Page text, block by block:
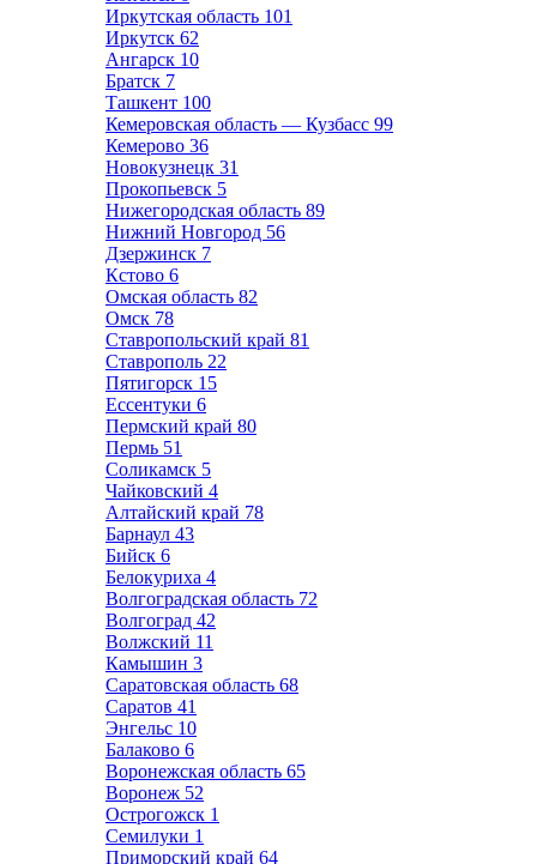
Иркутская область 101
Иркутск 62
Ангарск 10
Братск 7
Ташкент 100
Кемеровская область — Кузбасс 99
Кемерово 36
Новокузнецк 31
Прокопьевск 5
Нижегородская область 89
Нижний Новгород 56
Дзержинск 7
Кстово 6
Омская область 82
Омск 78
Ставропольский край 81
Ставрополь 22
Пятигорск 15
Ессентуки 6
Пермский край 80
Пермь 51
Соликамск 5
Чайковский 4
Алтайский край 78
Барнаул 43
Бийск 6
Белокуриха 4
Волгоградская область 72
Волгоград 42
Волжский 11
Камышин 3
Саратовская область 68
Саратов 41
Энгельс 10
Балаково 6
Воронежская область 65
Воронеж 52
Острогожск 1
Семилуки 1
Приморский край 64